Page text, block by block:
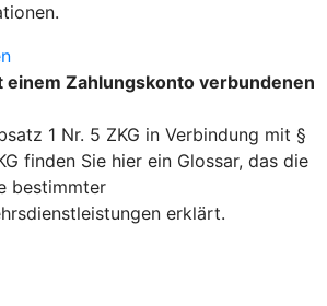
einem Zahlungskonto verbundenen
1 Nr. 5 ZKG in Verbindung mit §
finden Sie hier ein Glossar, das die
bestimmter
erklärt.